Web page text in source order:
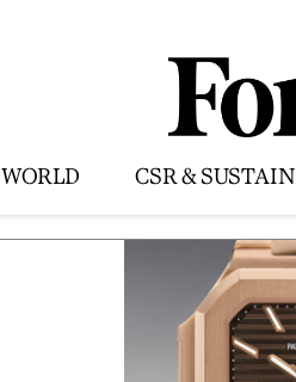
WORLD CSR & SUSTAIN